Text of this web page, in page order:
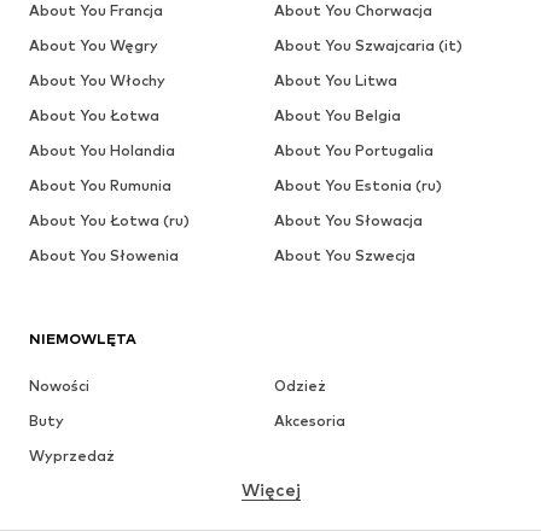
NIEMOWLĘTA
Nowości
Odzież
Buty
Akcesoria
Wyprzedaż
Więcej
About You Francja
About You Chorwacja
About You Węgry
About You Szwajcaria (it)
About You Włochy
About You Litwa
About You Łotwa
About You Belgia
About You Holandia
About You Portugalia
About You Rumunia
About You Estonia (ru)
About You Łotwa (ru)
About You Słowacja
About You Słowenia
About You Szwecja